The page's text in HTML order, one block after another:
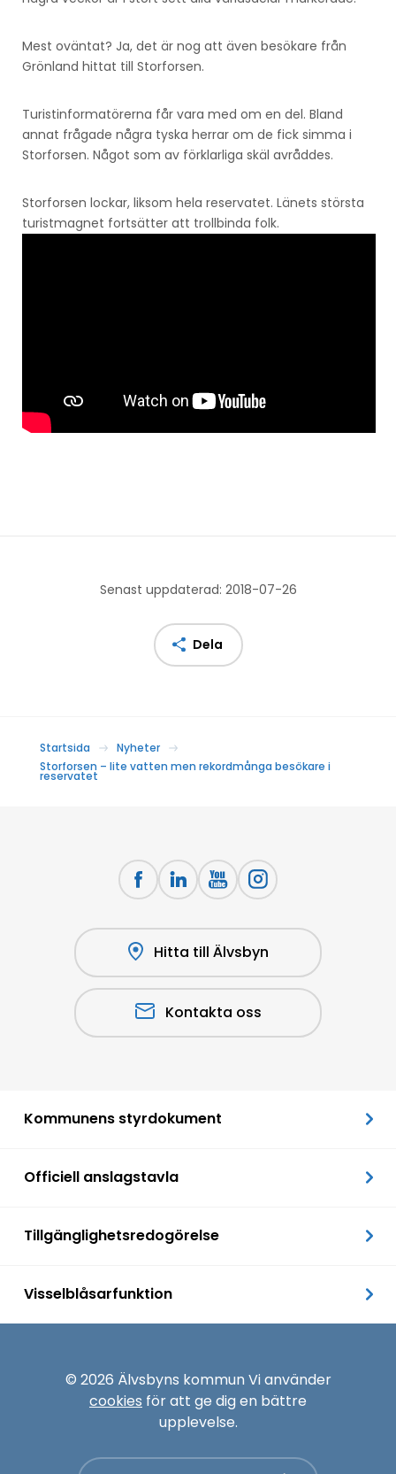
Mest oväntat? Ja, det är nog att även besökare från
Grönland hittat till Storforsen.
Turistinformatörerna får vara med om en del. Bland
annat frågade några tyska herrar om de fick simma i
Storforsen. Något som av förklarliga skäl avråddes.
Storforsen lockar, liksom hela reservatet. Länets största
turistmagnet fortsätter att trollbinda folk.
Senast uppdaterad: 2018-07-26
Dela
Startsida
Nyheter
Storforsen – lite vatten men rekordmånga besökare i
reservatet
Hitta till Älvsbyn
Kontakta oss
Kommunens styrdokument
Officiell anslagstavla
Tillgänglighetsredogörelse
Visselblåsarfunktion
© 2026 Älvsbyns kommun Vi använder
cookies för att ge dig en bättre
upplevelse.